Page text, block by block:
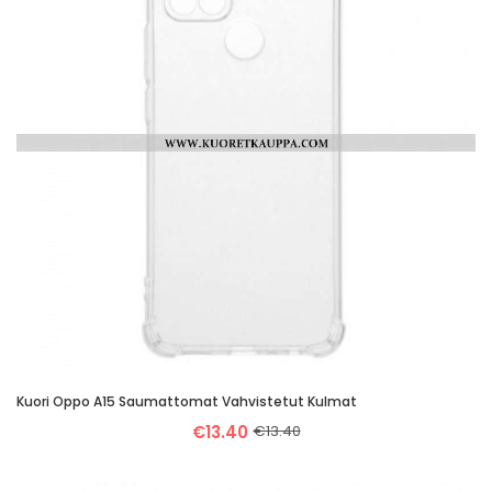
Kuori Oppo A15 Saumattomat Vahvistetut Kulmat
€13.40 €13.40